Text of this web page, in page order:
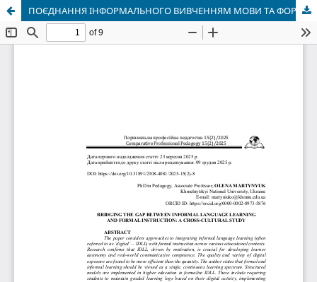
ПОЄДНАННЯ ІНФОРМАЛЬНОГО ВИВЧЕННЯМ МОВИ ТА ФОРМАЛЬНОГО НАВЧАННЯ: КРОС-КУЛЬТУРНЕ ДОСЛІДЖЕННЯ